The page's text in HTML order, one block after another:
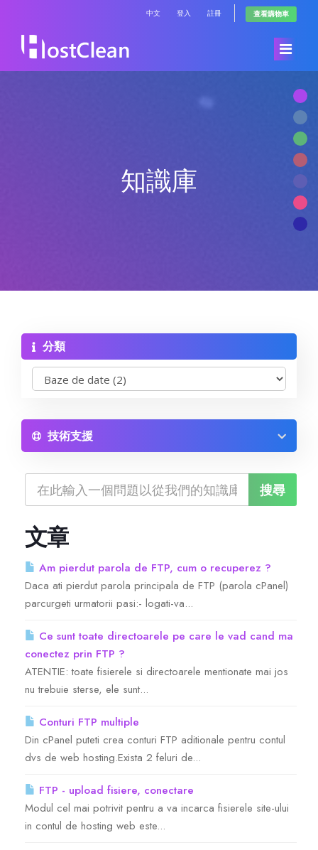
中文 登入 註冊 查看購物車
Reseller Radio SonicPanel SHOUTcast
WebHosting
Reseller Web Hosting
Servere VPS
Counter Strike 1.6
Counter Strike Go
Servere Metin2
Licente WHMCS
Licente WHMSonic
Licente cPanel WHM / WHMSonic
知識庫
分類
技術支援
文章
Am pierdut parola de FTP, cum o recuperez ?
Daca ati pierdut parola principala de FTP (parola cPanel)
parcurgeti urmatorii pasi:- logati-va...
Ce sunt toate directoarele pe care le vad cand ma
conectez prin FTP ?
ATENTIE: toate fisierele si directoarele mentionate mai jos
nu trebuie sterse, ele sunt...
Conturi FTP multiple
Din cPanel puteti crea conturi FTP aditionale pentru contul
dvs de web hosting.Exista 2 feluri de...
FTP - upload fisiere, conectare
Modul cel mai potrivit pentru a va incarca fisierele site-ului
in contul de hosting web este...